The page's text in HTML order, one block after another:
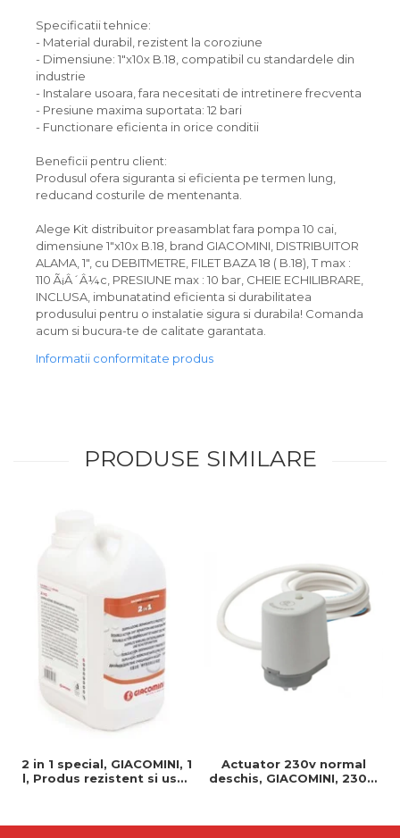
Specificatii tehnice:
- Material durabil, rezistent la coroziune
- Dimensiune: 1"x10x B.18, compatibil cu standardele din
industrie
- Instalare usoara, fara necesitati de intretinere frecventa
- Presiune maxima suportata: 12 bari
- Functionare eficienta in orice conditii
Beneficii pentru client:
Produsul ofera siguranta si eficienta pe termen lung,
reducand costurile de mentenanta.
Alege Kit distribuitor preasamblat fara pompa 10 cai,
dimensiune 1"x10x B.18, brand GIACOMINI, DISTRIBUITOR
ALAMA, 1", cu DEBITMETRE, FILET BAZA 18 ( B.18), T max :
110 Ã¡Â´Â¼c, PRESIUNE max : 10 bar, CHEIE ECHILIBRARE,
INCLUSA, imbunatatind eficienta si durabilitatea
produsului pentru o instalatie sigura si durabila! Comanda
acum si bucura-te de calitate garantata.
Informatii conformitate produs
PRODUSE SIMILARE
2 in 1 special, GIACOMINI, 1
l, Produs rezistent si usor
Actuator 230v normal
deschis, GIACOMINI, 230v,